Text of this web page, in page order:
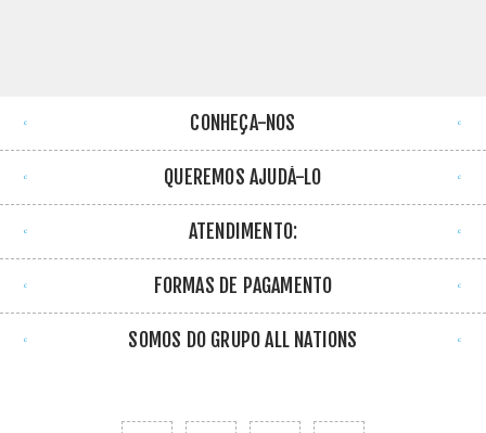
CONHEÇA-NOS
QUEREMOS AJUDÁ-LO
ATENDIMENTO:
FORMAS DE PAGAMENTO
SOMOS DO GRUPO ALL NATIONS